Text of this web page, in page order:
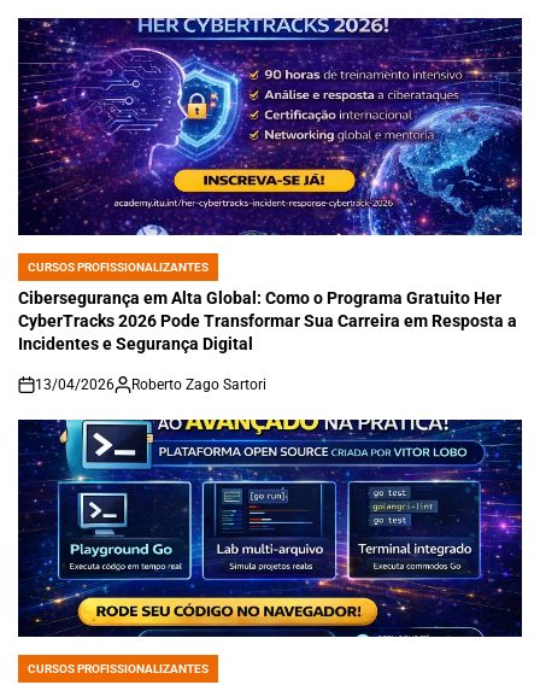
POSTED
IN
CURSOS PROFISSIONALIZANTES
Cibersegurança em Alta Global: Como o Programa Gratuito Her
CyberTracks 2026 Pode Transformar Sua Carreira em Resposta a
Incidentes e Segurança Digital
on
13/04/2026 Roberto Zago Sartori
POSTED
CURSOS PROFISSIONALIZANTES